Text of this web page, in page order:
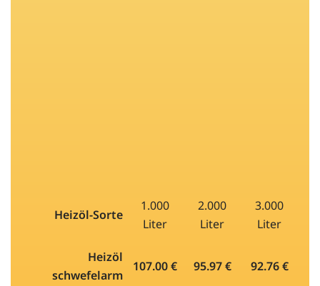
Heizöl-Sorte
1.000
Liter
2.000
Liter
3.000
Liter
Heizöl
schwefelarm
107.00 € 95.97 € 92.76 €